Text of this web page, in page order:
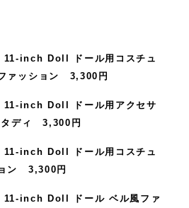
inch Doll ドール用コスチュ
ァッション 3,300円
inch Doll ドール用アクセサ
タディ 3,300円
inch Doll ドール用コスチュ
ン 3,300円
inch Doll ドール ベル風ファ